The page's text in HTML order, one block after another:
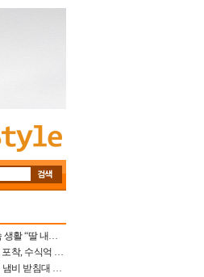
배우 최일순, 이혼 후 20년 산속 생활 “딸 내가 버렸다고 원망‥맘 아파”(특종)[어제TV]
‘혼외자→유부남’ 정우성 근황 포착, 수식억 해킹 피해 후배 만났다 “존경하는”
집 공개 유재석, 결혼사진 라면 냄비 받침대 되고 분노‥가족사진도 피해(놀뭐)[어제TV]